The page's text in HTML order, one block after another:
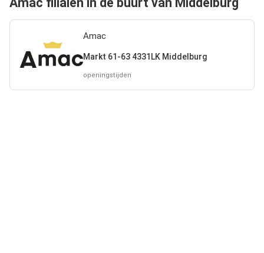
Amac
Markt 61-63 4331LK Middelburg
openingstijden